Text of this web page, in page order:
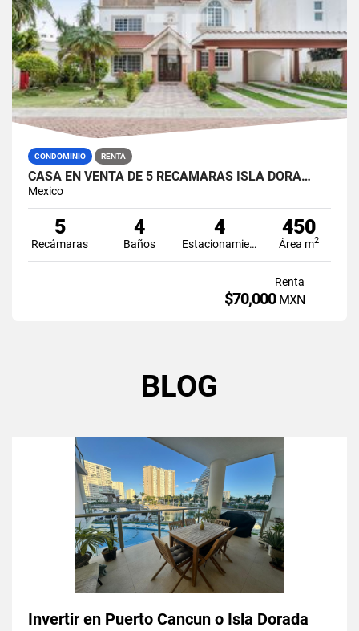
CONDOMINIO RENTA
CASA EN VENTA DE 5 RECÁMARAS ISLA DORA…
Mexico
5
Recámaras
4
Baños
4
Estacionamiento
450
Área m2
Renta
$70,000 MXN
BLOG
Invertir en Puerto Cancun o Isla Dorada